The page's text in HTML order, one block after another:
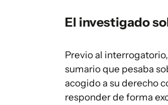
El investigado
Previo al
sumario que pesaba
acogido a su derecho
responder de forma